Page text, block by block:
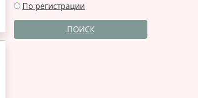
По регистрации
ПОИСК